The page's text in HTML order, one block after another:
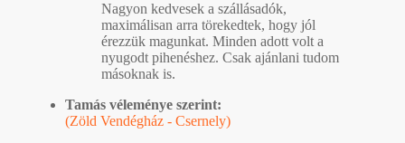
Nagyon kedvesek a szállásadók,
maximálisan arra törekedtek, hogy jól
érezzük magunkat. Minden adott volt a
nyugodt pihenéshez. Csak ajánlani tudom
másoknak is.
Tamás véleménye szerint:
(Zöld Vendégház - Csernely)